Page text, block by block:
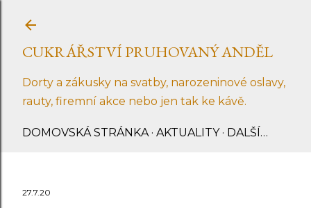
CUKRÁŘSTVÍ PRUHOVANÝ ANDĚL
Dorty a zákusky na svatby, narozeninové oslavy,
rauty, firemní akce nebo jen tak ke kávě.
DOMOVSKÁ STRÁNKA AKTUALITY DALŠÍ…
27.7.20